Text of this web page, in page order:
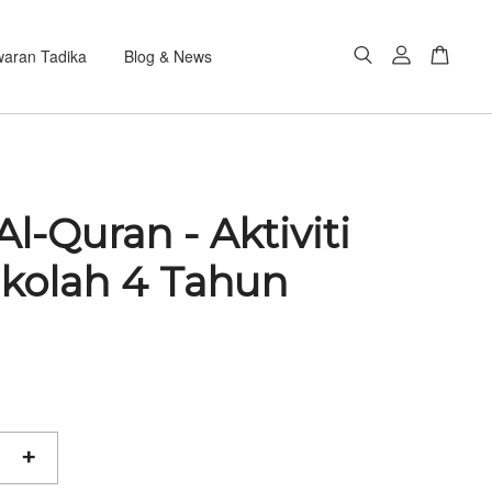
Tadika Blog & News
Quran - Aktiviti
4 Tahun
+